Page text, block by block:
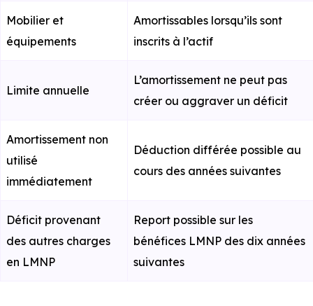
Mobilier et
équipements
Amortissables lorsqu’ils sont
inscrits à l’actif
Limite annuelle
L’amortissement ne peut pas
créer ou aggraver un déficit
Amortissement non
utilisé
immédiatement
Déduction différée possible au
cours des années suivantes
Déficit provenant
des autres charges
en LMNP
Report possible sur les
bénéfices LMNP des dix années
suivantes